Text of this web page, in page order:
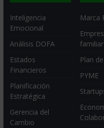
Inteligencia
Emocional
Análisis DOFA
Estados
Financieros
Planificación
Estratégica
Gerencia del
Cambio
Marca
Plan
PYME